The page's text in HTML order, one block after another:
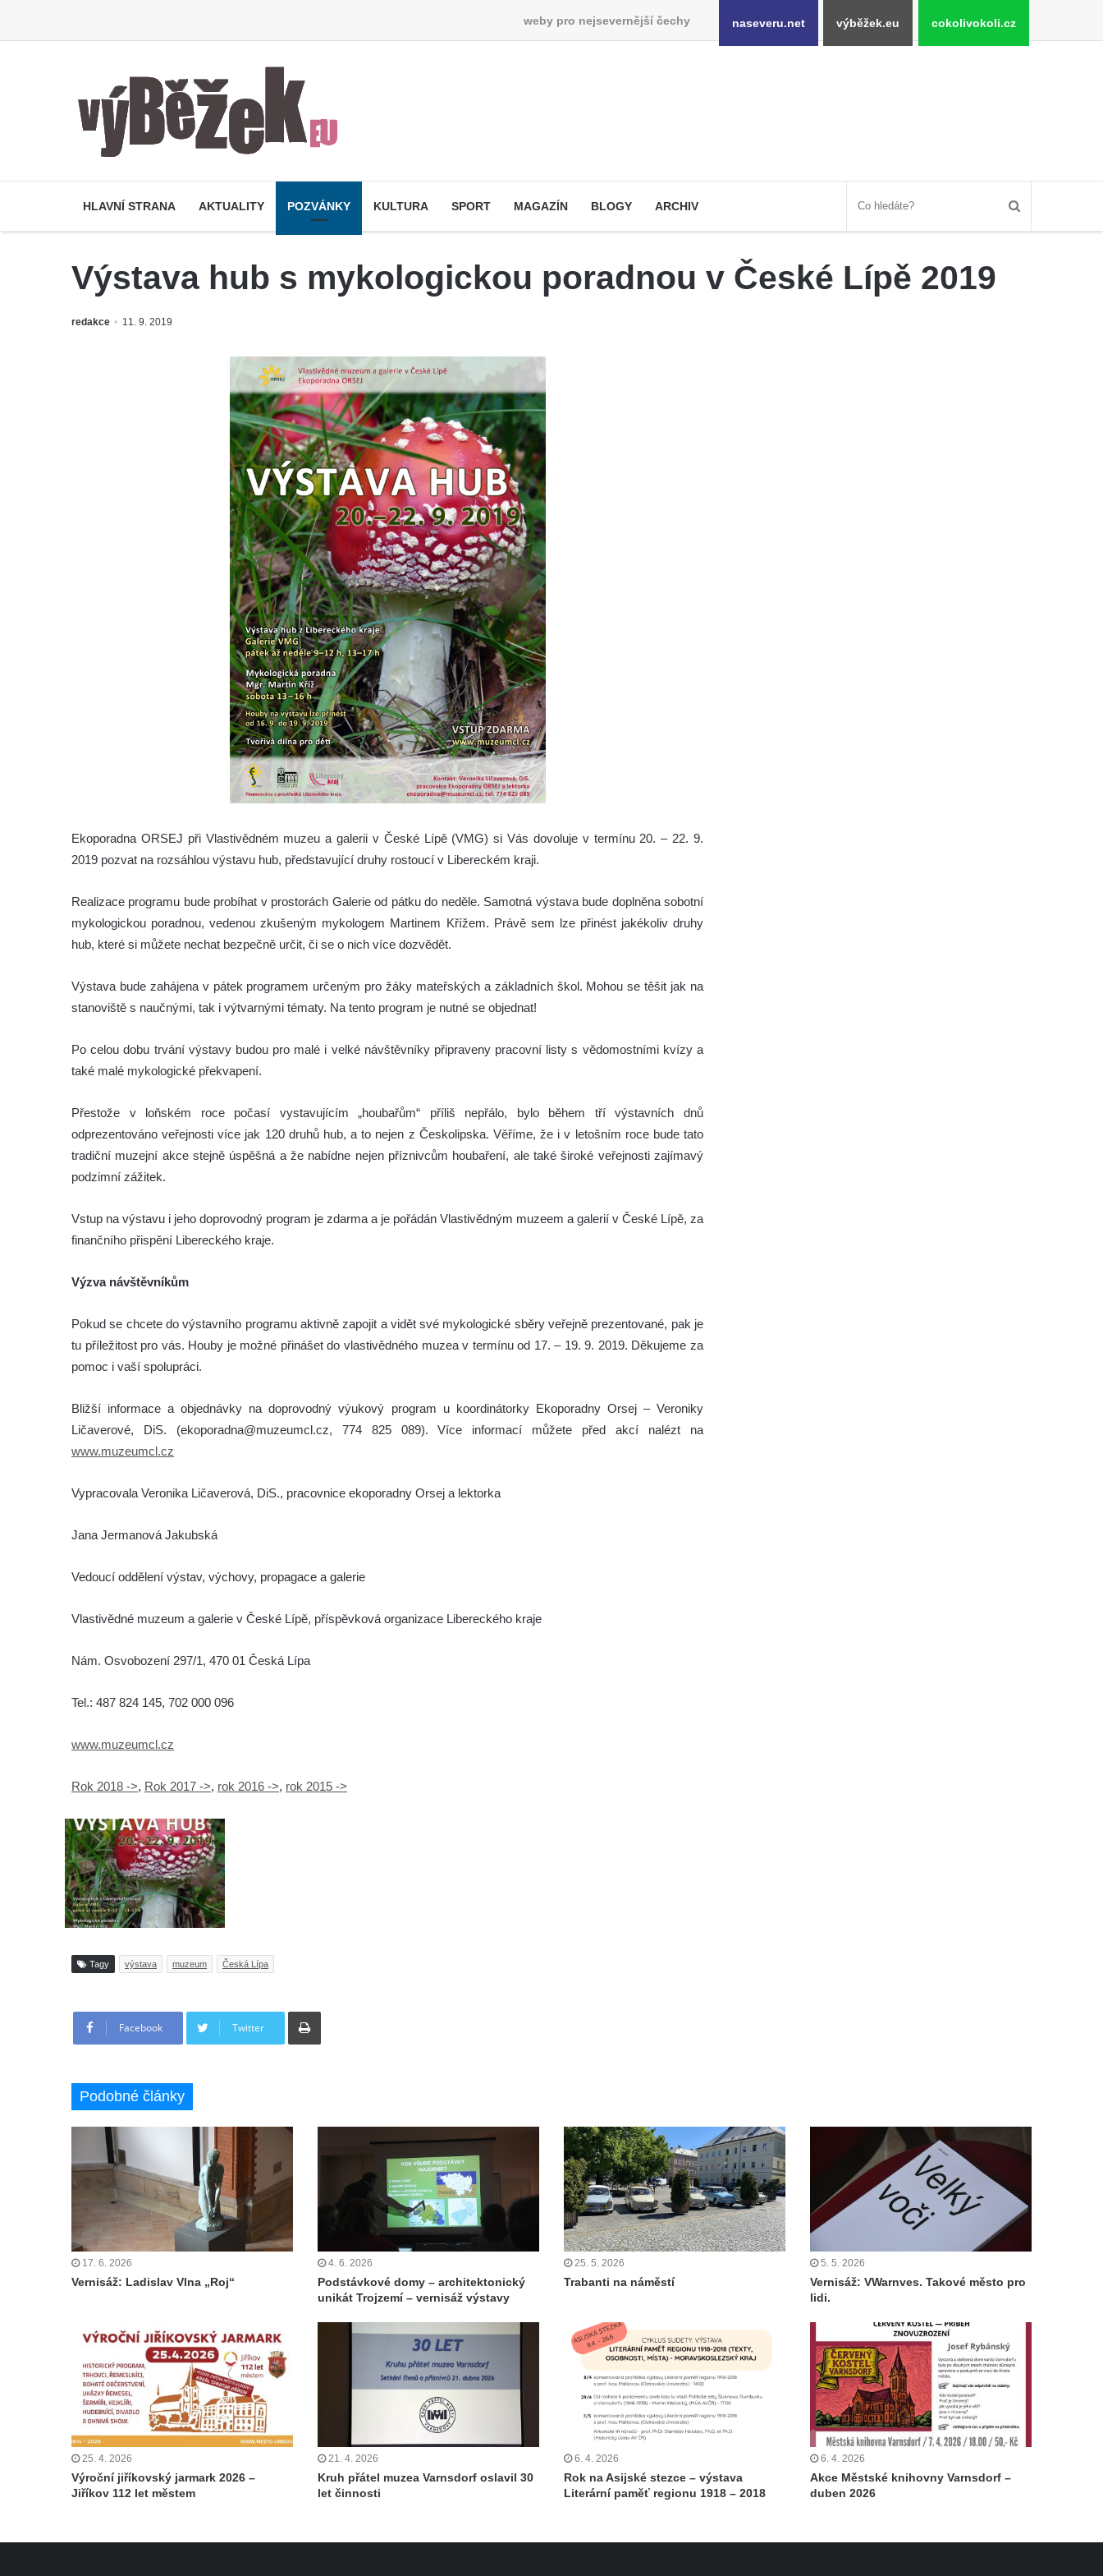
weby pro nejsevernější čechy naseveru.net výběžek.eu cokolivokoli.cz
HLAVNÍ STRANA AKTUALITY POZVÁNKY KULTURA SPORT MAGAZÍN BLOGY ARCHIV
Výstava hub s mykologickou poradnou v České Lípě 2019
redakce 11. 9. 2019
Ekoporadna ORSEJ při Vlastivědném muzeu a galerii v České Lípě (VMG) si Vás dovoluje v termínu 20. – 22. 9.
2019 pozvat na rozsáhlou výstavu hub, představující druhy rostoucí v Libereckém kraji.
Realizace programu bude probíhat v prostorách Galerie od pátku do neděle. Samotná výstava bude doplněna sobotní
mykologickou poradnou, vedenou zkušeným mykologem Martinem Křížem. Právě sem lze přinést jakékoliv druhy
hub, které si můžete nechat bezpečně určit, či se o nich více dozvědět.
Výstava bude zahájena v pátek programem určeným pro žáky mateřských a základních škol. Mohou se těšit jak na
stanoviště s naučnými, tak i výtvarnými tématy. Na tento program je nutné se objednat!
Po celou dobu trvání výstavy budou pro malé i velké návštěvníky připraveny pracovní listy s vědomostními kvízy a
také malé mykologické překvapení.
Přestože v loňském roce počasí vystavujícím „houbařům“ příliš nepřálo, bylo během tří výstavních dnů
odprezentováno veřejnosti více jak 120 druhů hub, a to nejen z Českolipska. Věříme, že i v letošním roce bude tato
tradiční muzejní akce stejně úspěšná a že nabídne nejen příznivcům houbaření, ale také široké veřejnosti zajímavý
podzimní zážitek.
Vstup na výstavu i jeho doprovodný program je zdarma a je pořádán Vlastivědným muzeem a galerií v České Lípě, za
finančního přispění Libereckého kraje.
Výzva návštěvníkům
Pokud se chcete do výstavního programu aktivně zapojit a vidět své mykologické sběry veřejně prezentované, pak je
tu příležitost pro vás. Houby je možné přinášet do vlastivědného muzea v termínu od 17. – 19. 9. 2019. Děkujeme za
pomoc i vaší spolupráci.
Bližší informace a objednávky na doprovodný výukový program u koordinátorky Ekoporadny Orsej – Veroniky
Ličaverové, DiS. (ekoporadna@muzeumcl.cz, 774 825 089). Více informací můžete před akcí nalézt na
www.muzeumcl.cz
Vypracovala Veronika Ličaverová, DiS., pracovnice ekoporadny Orsej a lektorka
Jana Jermanová Jakubská
Vedoucí oddělení výstav, výchovy, propagace a galerie
Vlastivědné muzeum a galerie v České Lípě, příspěvková organizace Libereckého kraje
Nám. Osvobození 297/1, 470 01 Česká Lípa
Tel.: 487 824 145, 702 000 096
www.muzeumcl.cz
Rok 2018 ->, Rok 2017 ->, rok 2016 ->, rok 2015 ->
Tagy výstava muzeum Česká Lípa
Facebook Twitter
Tisknout
Podobné články
17. 6. 2026
Vernisáž: Ladislav Vlna „Roj“
4. 6. 2026
Podstávkové domy – architektonický
unikát Trojzemí – vernisáž výstavy
25. 5. 2026
Trabanti na náměstí
5. 5. 2026
Vernisáž: VWarnves. Takové město pro
lidi.
25. 4. 2026
Výroční jiříkovský jarmark 2026 –
Jiříkov 112 let městem
21. 4. 2026
Kruh přátel muzea Varnsdorf oslavil 30
let činnosti
6. 4. 2026
Rok na Asijské stezce – výstava
Literární paměť regionu 1918 – 2018
6. 4. 2026
Akce Městské knihovny Varnsdorf –
duben 2026